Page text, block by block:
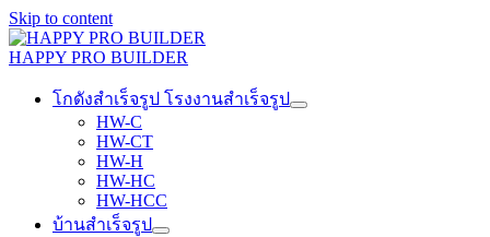
Skip to content
HAPPY PRO BUILDER
โกดังสำเร็จรูป โรงงานสำเร็จรูป
HW-C
HW-CT
HW-H
HW-HC
HW-HCC
บ้านสำเร็จรูป